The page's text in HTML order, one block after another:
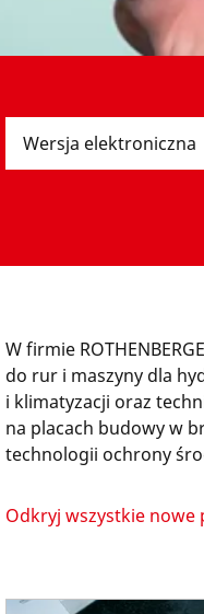
Wersja elektroniczna
W firmie
do rur i maszyny dla
i klimatyzacji oraz
na placach budowy w
technologii ochrony
Odkryj wszystkie nowe